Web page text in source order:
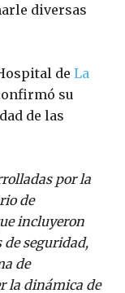
diversas
de La
su
de las
por la
de
incluyeron
seguridad,
de
la dinámica de